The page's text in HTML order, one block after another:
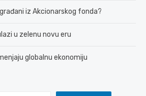
iz Akcionarskog fonda?
u zelenu novu eru
globalnu ekonomiju